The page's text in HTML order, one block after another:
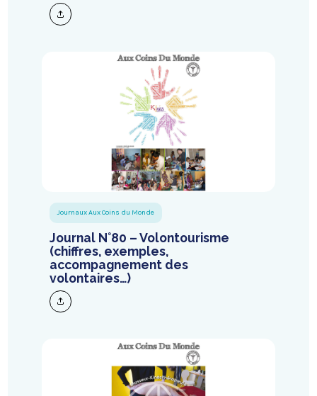
Journaux Aux Coins du Monde
Journal N°80 – Volontourisme
(chiffres, exemples,
accompagnement des
volontaires…)